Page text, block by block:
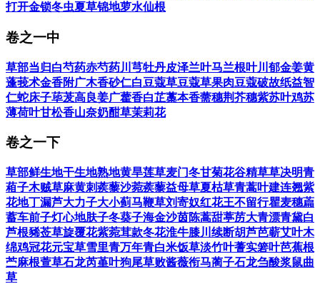
疾，每能手到病除，为时医所叹服。乾隆二十五年（1686年），
大椿。帝召之入都，徐氏诊毕奏曰：“疾不可治。”帝嘉其诚，欲
留京师效力，乞归田里。后二十年，帝以中贵人有疾，再召入
都。时大椿已七十九岁，自知体衰，未必生还，乃率子徐爔而
行，果至都三日而卒。帝惋惜之，赐以帑金，命爔扶榇以归。
徐大椿富于著述，今存《难经经释》二卷、《神农本草经百种
录》一卷、《医贯砭》二卷、《医学源流论》二卷、《伤寒类
尚有《道德经注释》《阴符经注释》《乐府传声》等。
阅读49万+
打开金锁冬虫夏草锦地萝水仙根
卷之一中
草部当归 白芍药赤芍药川芎牡丹皮泽兰叶马兰根叶川郁金姜黄
蓬莪术金香附广木香砂仁白豆蔻草豆蔻草果肉豆蔻破故纸益智
仁蛇床子荜茇高良姜广藿香白芷藁本香薷穗荆芥穗紫苏叶鸡苏
薄荷叶甘松香山奈奶酣草茉莉花
卷之一下
草部鲜生地干生地熟地黄旱莲草麦门冬甘菊花谷精草草决明青
葙子木贼草麻黄刺蒺藜沙菀蒺藜益母草夏枯草青蒿叶建连翘紫
花地丁漏芦大力子大小蓟马鞭草刘寄奴红花王不留行瞿麦穗萹
蓄车前子灯心地肤子冬葵子海金沙茵陈蒿甜葶苈大青漂青黛白
芦根豨莶草旋覆花紫菀茸款冬花淮牛膝川续断胡芦芭蕲艾叶木
绵鸡冠花元宝草雪里青万年青白米饭草淡竹叶蓍实箬叶芭蕉根
苎麻根萱草石龙芮堇叶狗尾草败酱薇衔马蔺子石龙刍酸浆鼠曲
草